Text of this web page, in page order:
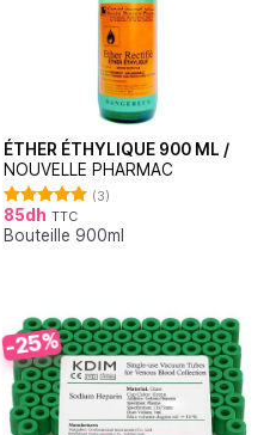
ÉTHER ÉTHYLIQUE 900 ML /
NOUVELLE PHARMAC
Note5.00
sur 5
(3)
85dh TTC
Bouteille 900ml
-25%